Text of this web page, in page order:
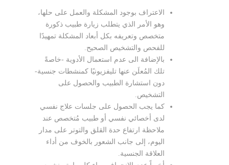
الاعتراف بوجود المشكلة والعمل على حلها،
وهو الأمر الذي يتطلب زيارة طبيب ذكورة
متخصص وتعريفه بكل أبعاد المشكلة تمهيدًا
للفحص والتشخيص الصحيح.
بالإضافة الى عدم استعمال الأدوية -خاصةً
تلك المُعلَن عنها تليفزيونيًا كمنشطات جنسية-
دون استشارة الطبيب والحصول على
التشخيص.
كما يجب الحصول على جلسات علاج نفسي
لدى أخصائي نفسي أو طبيب مُتخصص عند
ملاحظة ارتفاع حدة القلق والتوتر على مدار
اليوم، إلى جانب الشعور بالخوف من أداء
العلاقة الجنسية.